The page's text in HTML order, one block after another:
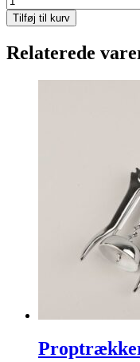
is,
40liter/25kg.
Tilføj til kurv
Relaterede